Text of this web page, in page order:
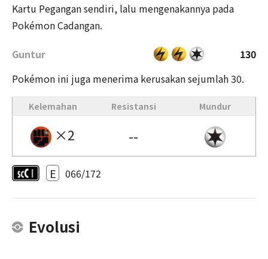
Kartu Pegangan sendiri, lalu mengenakannya pada
Pokémon Cadangan.
Guntur
130
Pokémon ini juga menerima kerusakan sejumlah 30.
Kelemahan Resistansi Mundur
×2 --
E 066/172
Evolusi